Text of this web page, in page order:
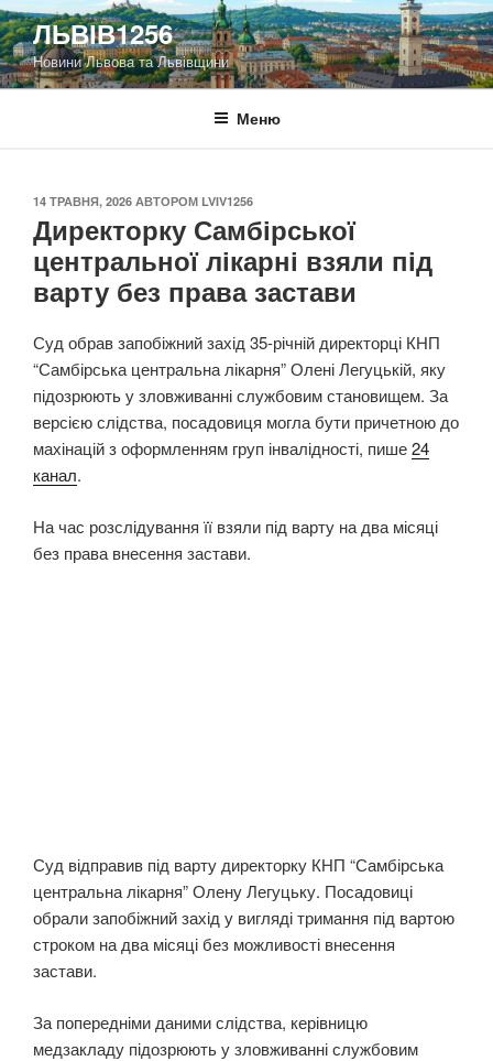
Перейти
до
вмісту
ЛЬВІВ1256
Новини Львова та Львівщини
Меню
ОПУБЛІКОВАНО
14 ТРАВНЯ, 2026 АВТОРОМ LVIV1256
Директорку Самбірської
центральної лікарні взяли під
варту без права застави
Суд обрав запобіжний захід 35-річній директорці КНП
“Самбірська центральна лікарня” Олені Легуцькій, яку
підозрюють у зловживанні службовим становищем. За
версією слідства, посадовиця могла бути причетною до
махінацій з оформленням груп інвалідності, пише24
канал.
На час розслідування її взяли під варту на два місяці
без права внесення застави.
Суд відправив під варту директорку КНП “Самбірська
центральна лікарня” Олену Легуцьку. Посадовиці
обрали запобіжний захід у вигляді тримання під вартою
строком на два місяці без можливості внесення
застави.
За попередніми даними слідства, керівницю
медзакладу підозрюють у зловживанні службовим